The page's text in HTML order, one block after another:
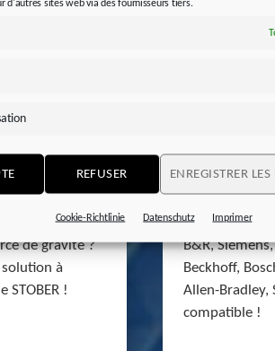
d'autres sites web via des fournisseurs tiers.
REFUSER ENREGISTRER
Cookie-Richtlinie Datenschutz Imprimer
avec
des axes
de gravité ?
à
STOBER !
Régulateurs
Qu’il s’agisse
B&R,
Beckhoff,
Allen-Bradley,
compatible !